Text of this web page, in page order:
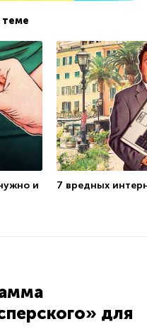
теме
и
7 вредных
для